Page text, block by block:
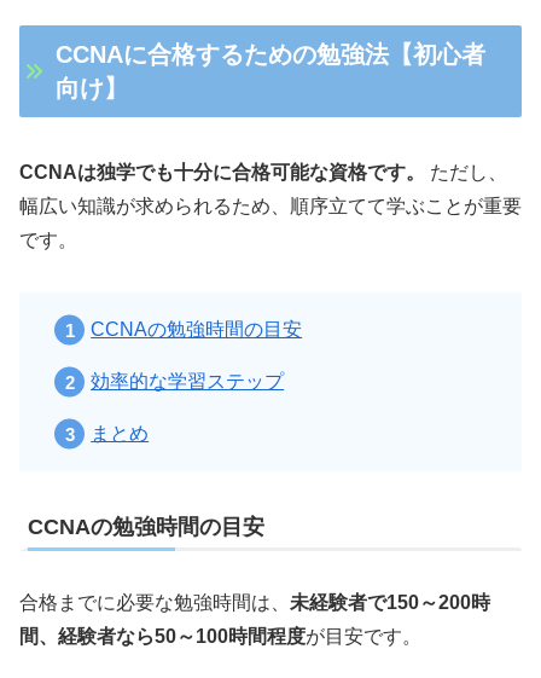
CCNAに合格するための勉強法【初心者
向け】
CCNAは独学でも十分に合格可能な資格です。
ただし、
幅広い知識が求められるため、順序立てて学ぶことが重要
です。
CCNAの勉強時間の目安
効率的な学習ステップ
まとめ
CCNAの勉強時間の目安
合格までに必要な勉強時間は、 未経験者で150～200時
間、経験者なら50～100時間程度が目安です。